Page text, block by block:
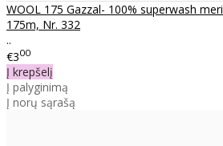
WOOL 175 Gazzal- 100% superwash
175m, Nr. 332
..
€300
Į krepšelį
Į palyginimą
Į norų sąrašą